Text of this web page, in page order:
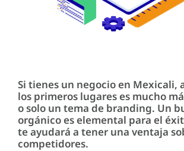
Si tienes un negocio en Mexicali,
los primeros lugares es mucho
o solo un tema de branding. Un
orgánico es elemental para el
te ayudará a tener una ventaja
competidores.